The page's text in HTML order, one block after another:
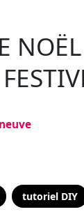
tutoriel DIY